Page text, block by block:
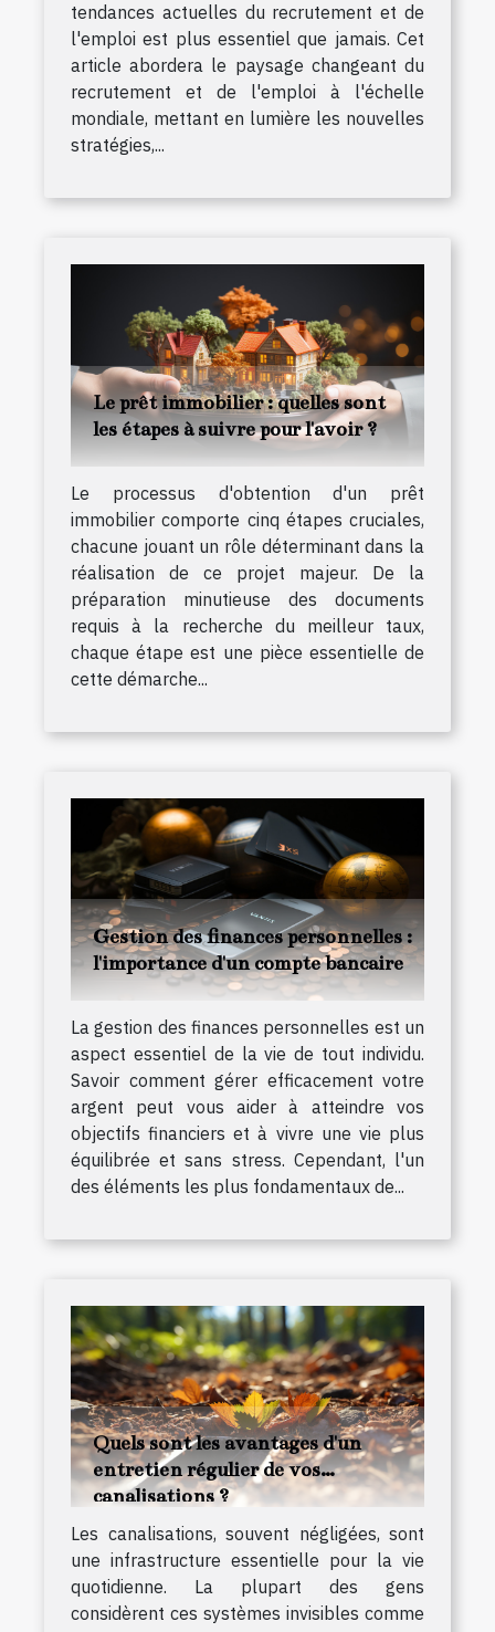
tendances actuelles du recrutement et de
l'emploi est plus essentiel que jamais. Cet
article abordera le paysage changeant du
recrutement et de l'emploi à l'échelle
mondiale, mettant en lumière les nouvelles
stratégies,...
Le prêt immobilier : quelles sont
les étapes à suivre pour l'avoir ?
Le processus d'obtention d'un prêt
immobilier comporte cinq étapes cruciales,
chacune jouant un rôle déterminant dans la
réalisation de ce projet majeur. De la
préparation minutieuse des documents
requis à la recherche du meilleur taux,
chaque étape est une pièce essentielle de
cette démarche...
Gestion des finances personnelles :
l'importance d'un compte bancaire
La gestion des finances personnelles est un
aspect essentiel de la vie de tout individu.
Savoir comment gérer efficacement votre
argent peut vous aider à atteindre vos
objectifs financiers et à vivre une vie plus
équilibrée et sans stress. Cependant, l'un
des éléments les plus fondamentaux de...
Quels sont les avantages d'un
entretien régulier de vos
canalisations ?
Les canalisations, souvent négligées, sont
une infrastructure essentielle pour la vie
quotidienne. La plupart des gens
considèrent ces systèmes invisibles comme